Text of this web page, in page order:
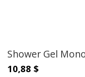
Shower Gel
10,88 $